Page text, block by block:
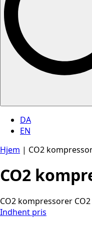
DA
EN
Hjem | ​CO2
​CO2
​CO2 kompressorer
Indhent pris